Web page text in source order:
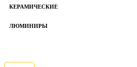
КЕРАМИЧЕСКИЕ
ЛЮМИНИРЫ